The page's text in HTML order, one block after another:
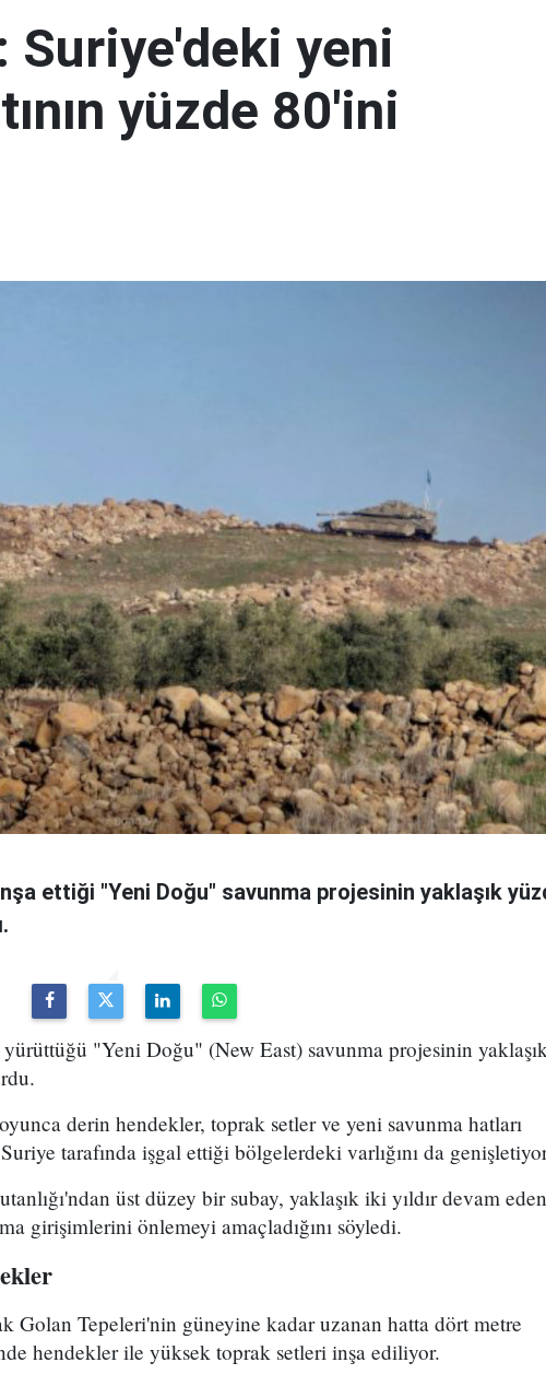
Suriye'deki yeni
yüzde 80'ini
ettiği "Yeni Doğu" savunma projesinin yaklaşık
yürüttüğü "Yeni Doğu" (New East) savunma projesinin yaklaşık
derin hendekler, toprak setler ve yeni savunma hatları
tarafında işgal ettiği bölgelerdeki varlığını da
üst düzey bir subay, yaklaşık iki yıldır devam eden
girişimlerini önlemeyi amaçladığını söyledi.
Golan Tepeleri'nin güneyine kadar uzanan hatta dört metre
hendekler ile yüksek toprak setleri inşa ediliyor.